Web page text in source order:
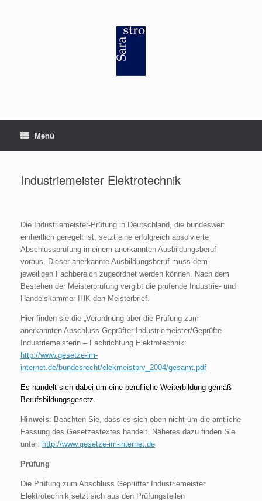
Menü
Industriemeister Elektrotechnik
Die Industriemeister-Prüfung in Deutschland, die bundesweit
einheitlich geregelt ist, setzt eine erfolgreich absolvierte
Abschlussprüfung in einem anerkannten Ausbildungsberuf
voraus. Dieser anerkannte Ausbildungsberuf muss dem
jeweiligen Fachbereich zugeordnet werden können. Nach dem
Bestehen der Meisterprüfung vergibt die prüfende Industrie- und
Handelskammer IHK den Meisterbrief.
Hier finden sie die „Verordnung über die Prüfung zum
anerkannten Abschluss Geprüfter Industriemeister/Geprüfte
Industriemeisterin – Fachrichtung Elektrotechnik:
http://www.gesetze-im-
internet.de/bundesrecht/elekmeistprv_2004/gesamt.pdf
Es handelt sich dabei um eine berufliche Weiterbildung gemäß
Berufsbildungsgesetz.
Hinweis: Beachten Sie, dass es sich oben nicht um die amtliche
Fassung des Gesetzestextes handelt. Näheres dazu finden Sie
unter: http://www.gesetze-im-internet.de
Prüfung
Die Prüfung zum Abschluss Geprüfter Industriemeister
Elektrotechnik setzt sich aus den Prüfungsteilen